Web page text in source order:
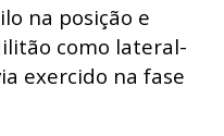
na posição e
como lateral-
exercido na fase